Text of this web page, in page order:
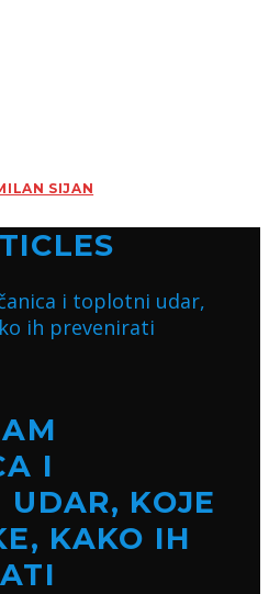
SIJAN
I
KOJE
KAKO IH